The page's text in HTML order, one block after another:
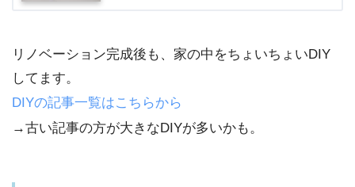
リノベーション完成後も、家の中をちょいちょいDIY
してます。
DIYの記事一覧はこちらから
→古い記事の方が大きなDIYが多いかも。